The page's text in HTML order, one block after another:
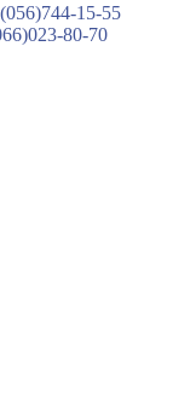
(056)744-15-55
80-70